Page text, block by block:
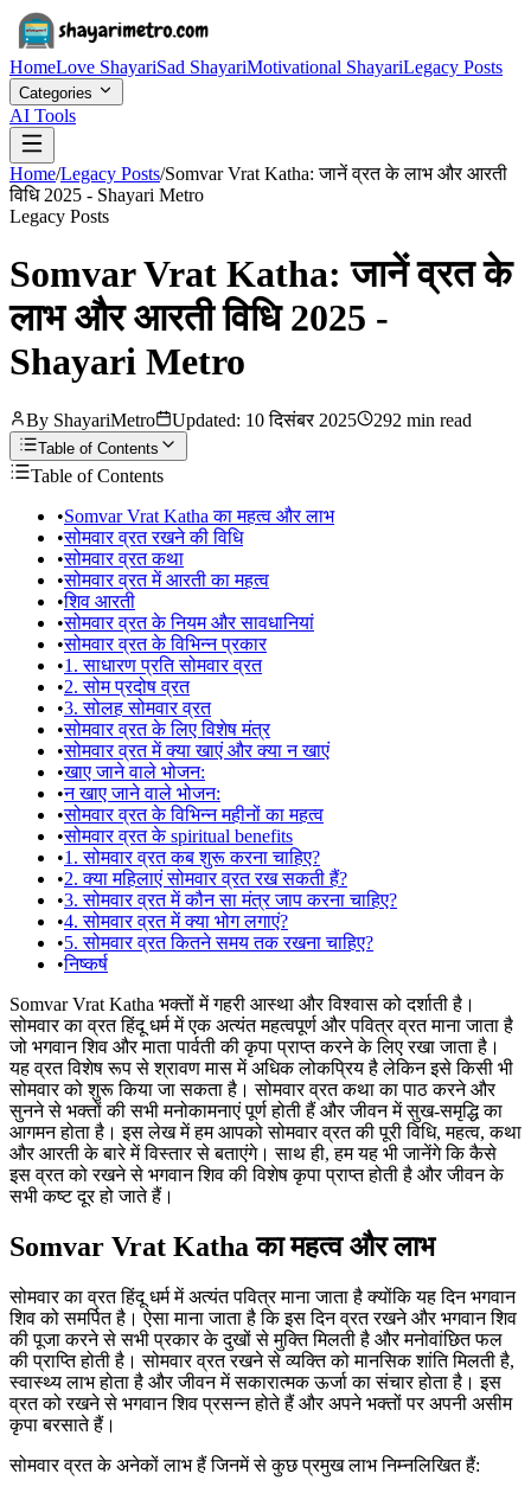
HomeLove ShayariSad ShayariMotivational ShayariLegacy Posts
Categories
AI Tools
Home/Legacy Posts/Somvar Vrat Katha: जानें व्रत के लाभ और आरती
विधि 2025 - Shayari Metro
Legacy Posts
Somvar Vrat Katha: जानें व्रत के
लाभ और आरती विधि 2025 -
Shayari Metro
By ShayariMetro Updated: 10 दिसंबर 2025 292 min read
Table of Contents
Table of Contents
•Somvar Vrat Katha का महत्व और लाभ
•सोमवार व्रत रखने की विधि
•सोमवार व्रत कथा
•सोमवार व्रत में आरती का महत्व
•शिव आरती
•सोमवार व्रत के नियम और सावधानियां
•सोमवार व्रत के विभिन्न प्रकार
•1. साधारण प्रति सोमवार व्रत
•2. सोम प्रदोष व्रत
•3. सोलह सोमवार व्रत
•सोमवार व्रत के लिए विशेष मंत्र
•सोमवार व्रत में क्या खाएं और क्या न खाएं
•खाए जाने वाले भोजन:
•न खाए जाने वाले भोजन:
•सोमवार व्रत के विभिन्न महीनों का महत्व
•सोमवार व्रत के spiritual benefits
•1. सोमवार व्रत कब शुरू करना चाहिए?
•2. क्या महिलाएं सोमवार व्रत रख सकती हैं?
•3. सोमवार व्रत में कौन सा मंत्र जाप करना चाहिए?
•4. सोमवार व्रत में क्या भोग लगाएं?
•5. सोमवार व्रत कितने समय तक रखना चाहिए?
•निष्कर्ष
Somvar Vrat Katha भक्तों में गहरी आस्था और विश्वास को दर्शाती है।
सोमवार का व्रत हिंदू धर्म में एक अत्यंत महत्वपूर्ण और पवित्र व्रत माना जाता है
जो भगवान शिव और माता पार्वती की कृपा प्राप्त करने के लिए रखा जाता है।
यह व्रत विशेष रूप से श्रावण मास में अधिक लोकप्रिय है लेकिन इसे किसी भी
सोमवार को शुरू किया जा सकता है। सोमवार व्रत कथा का पाठ करने और
सुनने से भक्तों की सभी मनोकामनाएं पूर्ण होती हैं और जीवन में सुख-समृद्धि का
आगमन होता है। इस लेख में हम आपको सोमवार व्रत की पूरी विधि, महत्व, कथा
और आरती के बारे में विस्तार से बताएंगे। साथ ही, हम यह भी जानेंगे कि कैसे
इस व्रत को रखने से भगवान शिव की विशेष कृपा प्राप्त होती है और जीवन के
सभी कष्ट दूर हो जाते हैं।
Somvar Vrat Katha का महत्व और लाभ
सोमवार का व्रत हिंदू धर्म में अत्यंत पवित्र माना जाता है क्योंकि यह दिन भगवान
शिव को समर्पित है। ऐसा माना जाता है कि इस दिन व्रत रखने और भगवान शिव
की पूजा करने से सभी प्रकार के दुखों से मुक्ति मिलती है और मनोवांछित फल
की प्राप्ति होती है। सोमवार व्रत रखने से व्यक्ति को मानसिक शांति मिलती है,
स्वास्थ्य लाभ होता है और जीवन में सकारात्मक ऊर्जा का संचार होता है। इस
व्रत को रखने से भगवान शिव प्रसन्न होते हैं और अपने भक्तों पर अपनी असीम
कृपा बरसाते हैं।
सोमवार व्रत के अनेकों लाभ हैं जिनमें से कुछ प्रमुख लाभ निम्नलिखित हैं: